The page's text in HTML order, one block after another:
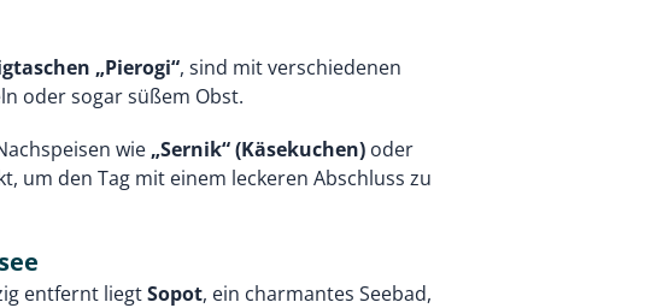
„Pierogi“, sind mit verschiedenen
oder sogar süßem Obst.
wie „Sernik“ (Käsekuchen) oder
um den Tag mit einem leckeren Abschluss zu
entfernt liegtSopot, ein charmantes Seebad,